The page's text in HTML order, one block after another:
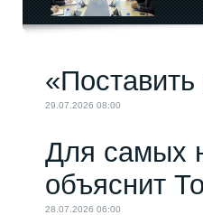
29.07.2026 08:00
Для самых
объяснит
28.07.2026 06:00